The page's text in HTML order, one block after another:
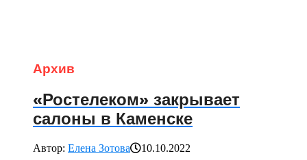
Архив
«Ростелеком» закрывает
салоны в Каменске
Автор: Елена Зотова
10.10.2022